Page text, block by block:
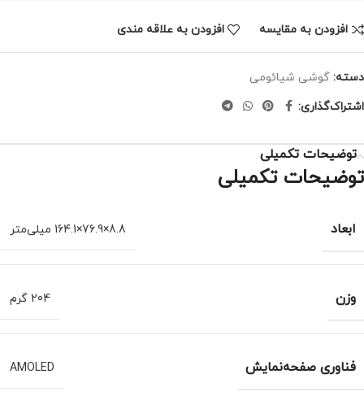
افزودن به مقایسه افزودن به علاقه مندی
دسته: گوشی شیائومی
اشتراک‌گذاری:
توضیحات تکمیلی
توضیحات تکمیلی
ابعاد 8.8×76.9×164.1 میلی‌متر
وزن 204 گرم
فناوری صفحه‌نمایش AMOLED